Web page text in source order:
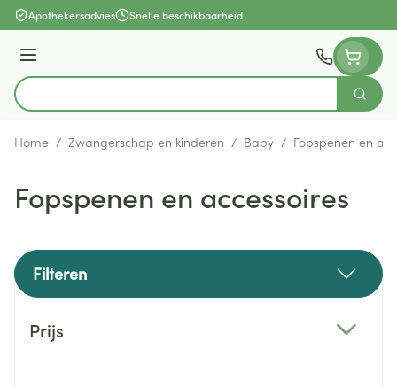
Ga naar de inhoud
Apothekersadvies Snelle beschikbaarheid
Menu
Product, merk, categorie...
Zoek
Home / Zwangerschap en kinderen / Baby / Fopspenen en
Fopspenen en accessoires
Filteren
Prijs